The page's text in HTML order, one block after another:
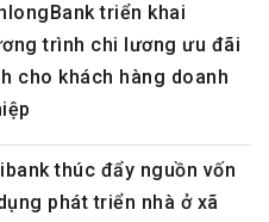
triển khai
trình chi lương ưu đãi
cho khách hàng doanh
thúc đẩy nguồn vốn
phát triển nhà ở xã